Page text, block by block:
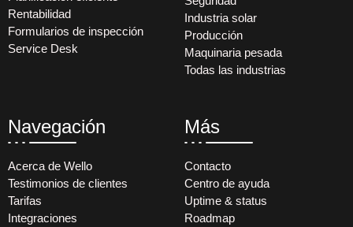
Rentabilidad
Formularios de inspección
Service Desk
Industria solar
Producción
Maquinaria pesada
Todas las industrias
Navegación
Acerca de Wello
Testimonios de clientes
Tarifas
Integraciones
Más
Contacto
Centro de ayuda
Uptime & status
Roadmap